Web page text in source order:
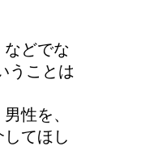
どでな
うことは
性を、
てほし